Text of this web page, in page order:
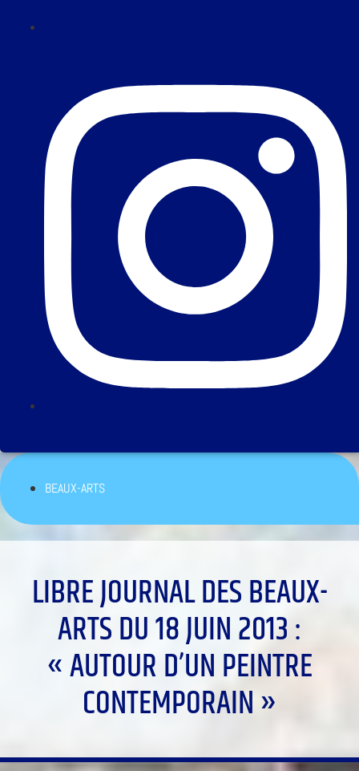
BEAUX-ARTS
LIBRE JOURNAL DES BEAUX-
ARTS DU 18 JUIN 2013 :
« AUTOUR D’UN PEINTRE
CONTEMPORAIN »